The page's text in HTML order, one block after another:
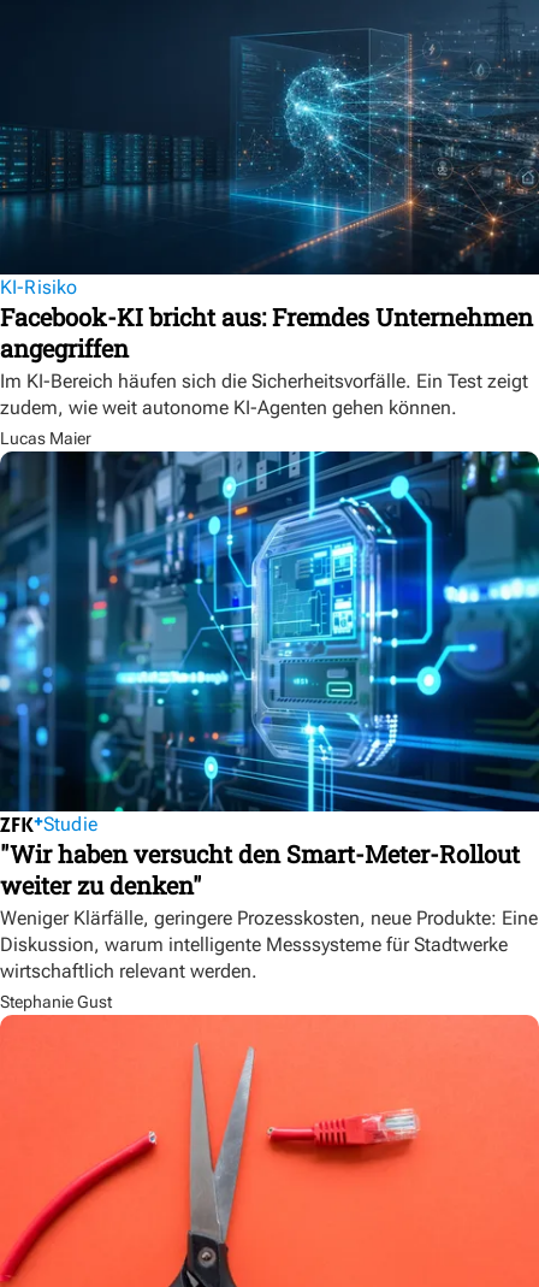
KI-Risiko
Facebook-KI bricht aus: Fremdes Unternehmen
angegriffen
Im KI-Bereich häufen sich die Sicherheitsvorfälle. Ein Test zeigt
zudem, wie weit autonome KI-Agenten gehen können.
Lucas Maier
Studie
"Wir haben versucht den Smart-Meter-Rollout
weiter zu denken"
Weniger Klärfälle, geringere Prozesskosten, neue Produkte: Eine
Diskussion, warum intelligente Messsysteme für Stadtwerke
wirtschaftlich relevant werden.
Stephanie Gust